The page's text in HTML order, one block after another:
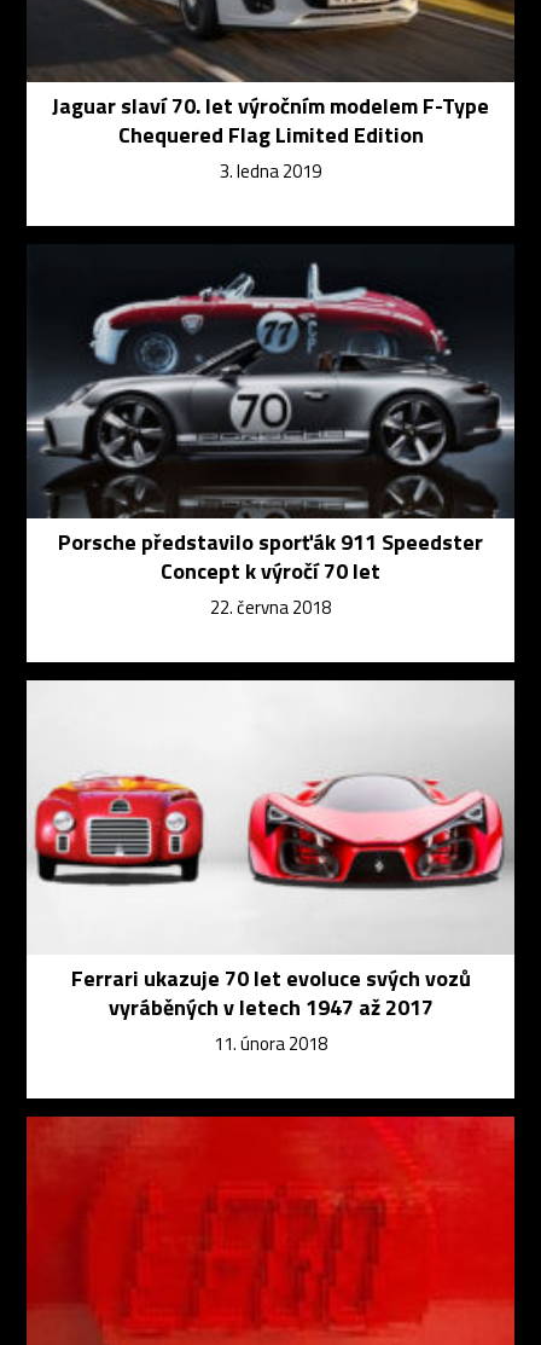
Jaguar slaví 70. let výročním modelem F-Type
Chequered Flag Limited Edition
3. ledna 2019
Porsche představilo sporťák 911 Speedster
Concept k výročí 70 let
22. června 2018
Ferrari ukazuje 70 let evoluce svých vozů
vyráběných v letech 1947 až 2017
11. února 2018